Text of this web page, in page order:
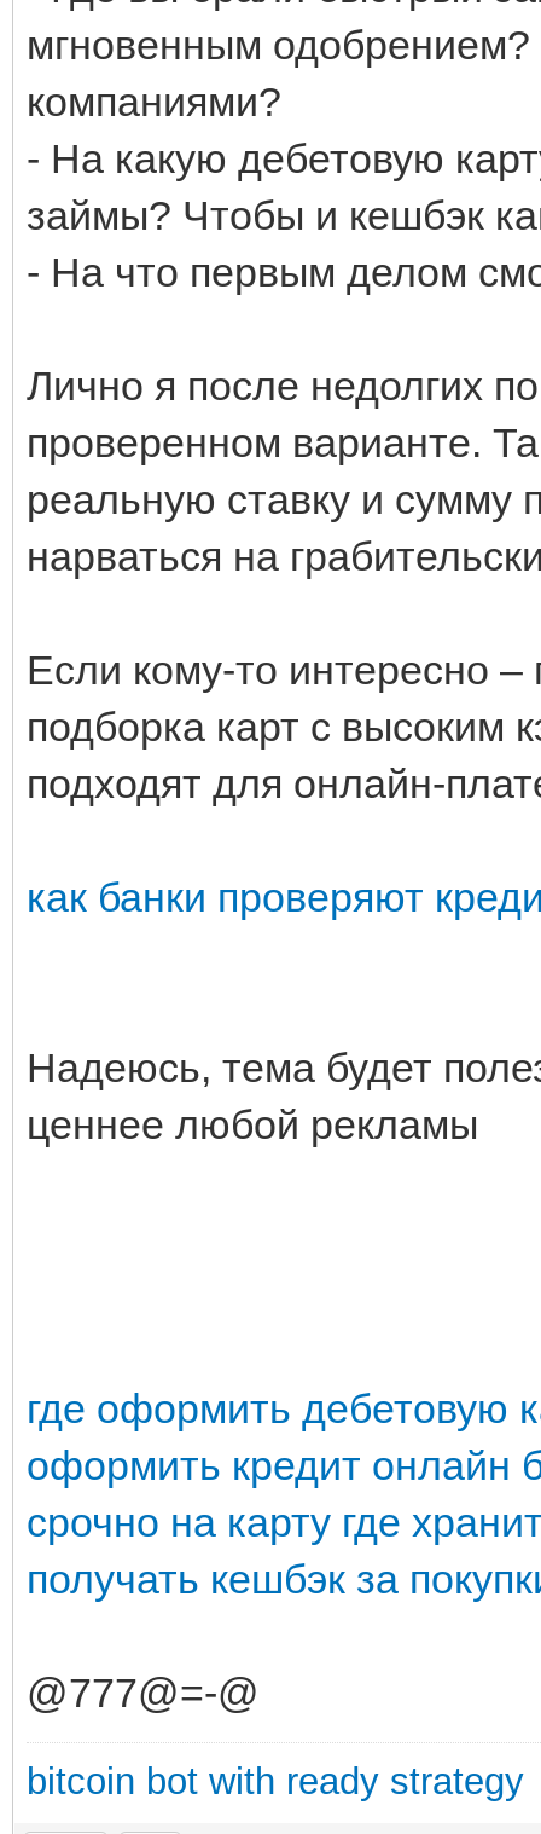
мгновенным одобрением?
компаниями?
- На какую дебетовую
займы? Чтобы и кешбэк
- На что первым делом
Лично я после недолгих
проверенном варианте.
реальную ставку и сумму
нарваться на
Если кому-то интересно
подборка карт с высоким
подходят для онлайн-
как банки проверяют
Надеюсь, тема будет
ценнее любой рекламы
где оформить дебетовую
оформить кредит онлайн
срочно на карту где
получать кешбэк за
@777@=-@
bitcoin bot with ready strategy